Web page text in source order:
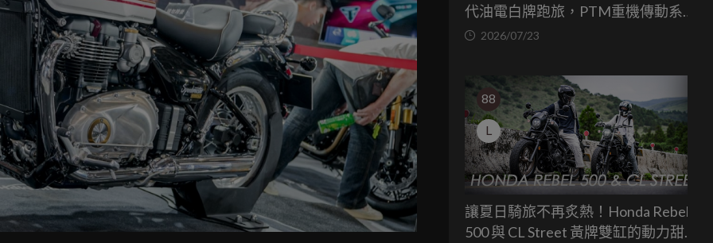
代油電白牌跑旅，PTM重機傳動系統
與8公斤減重的操控饗宴
2026/07/23
88
L
讓夏日騎旅不再炙熱！Honda Rebel
500 與 CL Street 黃牌雙缸的動力甜蜜